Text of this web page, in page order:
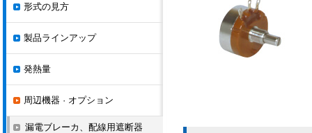
形式の見方
製品ラインアップ
発熱量
周辺機器 · オプション
漏電ブレーカ、配線用遮断器